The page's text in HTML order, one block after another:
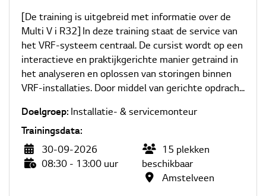
[De training is uitgebreid met informatie over de
Multi V i R32] In deze training staat de service van
het VRF-systeem centraal. De cursist wordt op een
interactieve en praktijkgerichte manier getraind in
het analyseren en oplossen van storingen binnen
VRF-installaties. Door middel van gerichte opdrach...
Doelgroep: Installatie- & servicemonteur
Trainingsdata:
30-09-2026
08:30 - 13:00 uur
15 plekken
beschikbaar
Amstelveen